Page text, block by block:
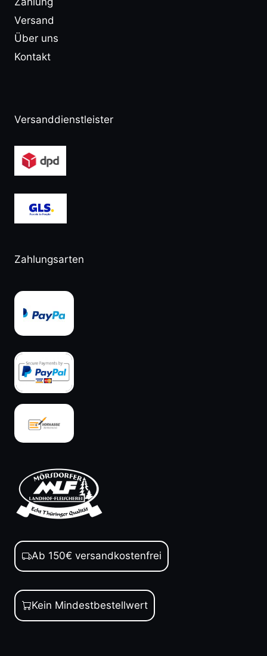
Versand
Über uns
Kontakt
Versanddienstleister
Zahlungsarten
Ab 150€ versandkostenfrei
Kein Mindestbestellwert